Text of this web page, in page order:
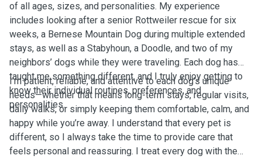
of all ages, sizes, and personalities. My experience
includes looking after a senior Rottweiler rescue for six
weeks, a Bernese Mountain Dog during multiple extended
stays, as well as a Stabyhoun, a Doodle, and two of my
neighbors’ dogs while they were traveling. Each dog has
taught me something different, and I truly enjoy getting to
know their individual routines, preferences, and
personalities.
I’m patient, reliable, and attentive to each dog’s unique
needs—whether that means long-term stays, regular visits,
daily walks, or simply keeping them comfortable, calm, and
happy while you’re away. I understand that every pet is
different, so I always take the time to provide care that
feels personal and reassuring. I treat every dog with the